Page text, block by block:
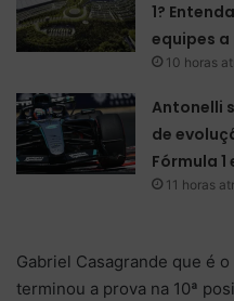
1?
equipes
10 horas
Antonelli
de
Fórmula 1
11 horas
Gabriel Casagrande que é
terminou a prova na 10ª